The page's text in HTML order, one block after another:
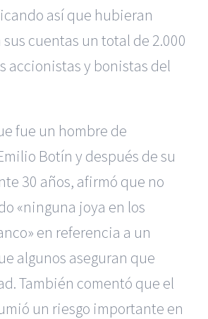
así que hubieran
cuentas un total de 2.000
accionistas y bonistas del
fue un hombre de
Botín y después de su
30 años, afirmó que no
«ninguna joya en los
en referencia a un
algunos aseguran que
También comentó que el
un riesgo importante en